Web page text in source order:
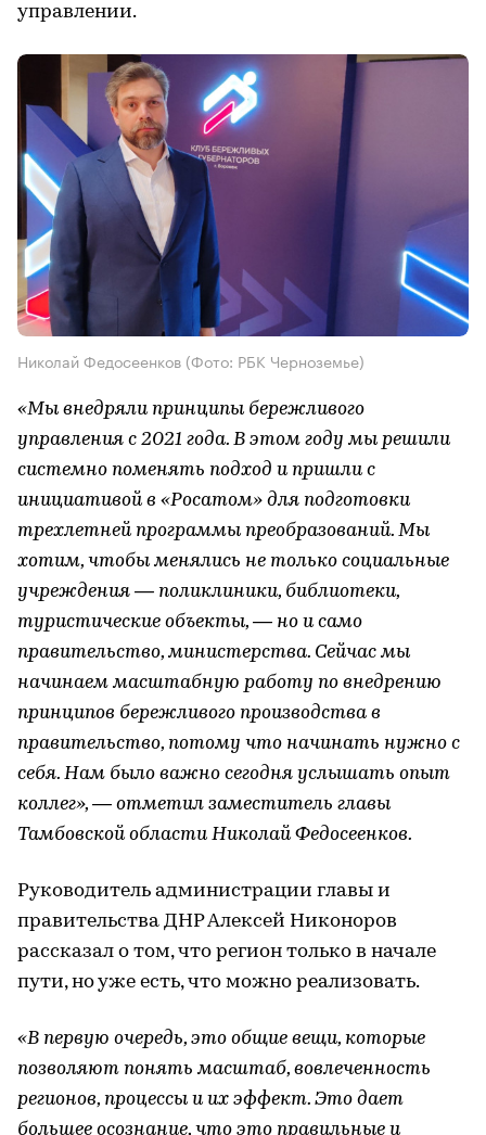
управлении.
Николай Федосеенков (Фото: РБК Черноземье)
«Мы внедряли принципы бережливого
управления с 2021 года. В этом году мы решили
системно поменять подход и пришли с
инициативой в «Росатом» для подготовки
трехлетней программы преобразований. Мы
хотим, чтобы менялись не только социальные
учреждения — поликлиники, библиотеки,
туристические объекты, — но и само
правительство, министерства. Сейчас мы
начинаем масштабную работу по внедрению
принципов бережливого производства в
правительство, потому что начинать нужно с
себя. Нам было важно сегодня услышать опыт
коллег», — отметил заместитель главы
Тамбовской области Николай Федосеенков.
Руководитель администрации главы и
правительства ДНР Алексей Никоноров
рассказал о том, что регион только в начале
пути, но уже есть, что можно реализовать.
«В первую очередь, это общие вещи, которые
позволяют понять масштаб, вовлеченность
регионов, процессы и их эффект. Это дает
большее осознание, что это правильные и